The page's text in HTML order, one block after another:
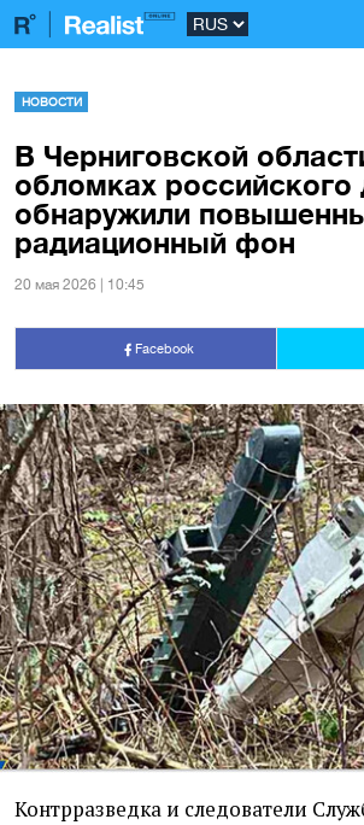
НОВОСТИ
В Черниговской
обломках российского
обнаружили
радиационный фон
20 мая 2026 | 10:45
Facebook
Контрразведка и следователи